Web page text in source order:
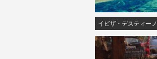
イビザ・デスティーノ